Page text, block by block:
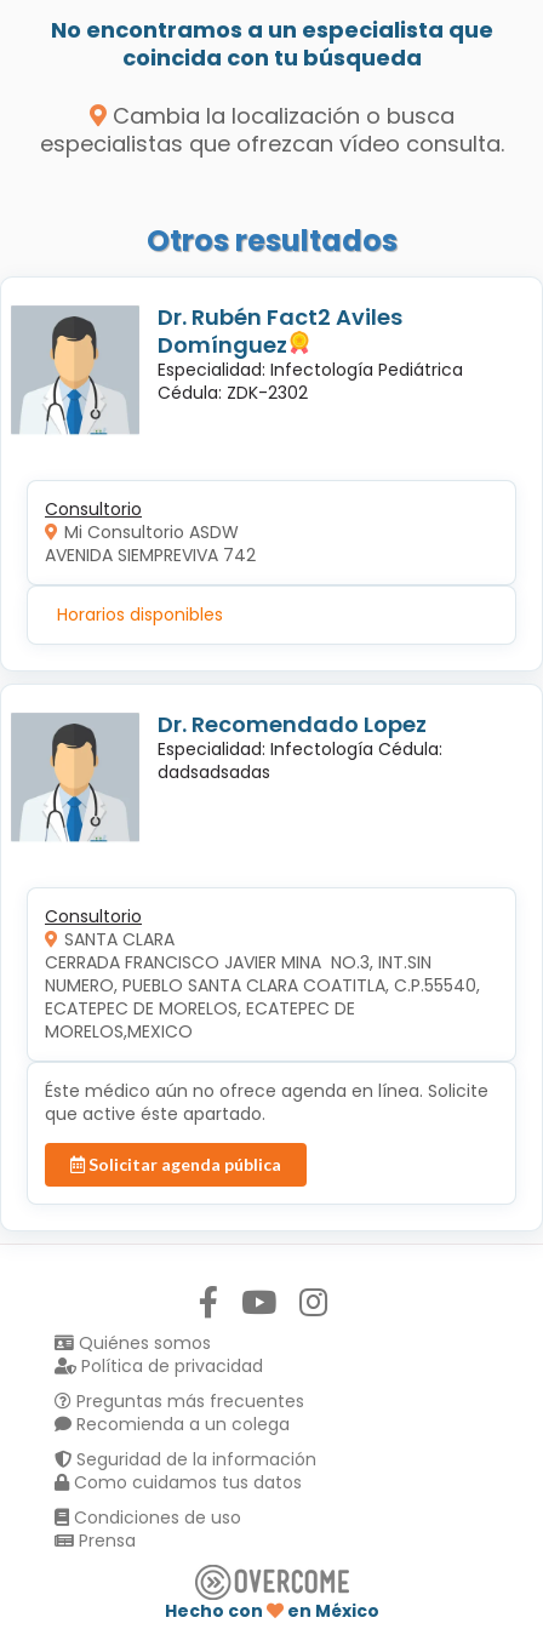
No encontramos a un especialista que
coincida con tu búsqueda
Cambia la localización o busca
especialistas que ofrezcan vídeo consulta.
Otros resultados
Dr. Rubén Fact2 Aviles
Domínguez
Especialidad: Infectología Pediátrica
Cédula: ZDK-2302
Consultorio
Mi Consultorio ASDW
AVENIDA SIEMPREVIVA 742
Horarios disponibles
Dr. Recomendado Lopez
Especialidad: Infectología Cédula:
dadsadsadas
Consultorio
SANTA CLARA
CERRADA FRANCISCO JAVIER MINA  NO.3, INT.SIN
NUMERO, PUEBLO SANTA CLARA COATITLA, C.P.55540,
ECATEPEC DE MORELOS, ECATEPEC DE
MORELOS,MEXICO
Éste médico aún no ofrece agenda en línea. Solicite
que active éste apartado.
Solicitar agenda pública
Quiénes somos
Política de privacidad
Preguntas más frecuentes
Recomienda a un colega
Seguridad de la información
Como cuidamos tus datos
Condiciones de uso
Prensa
Hecho con en México